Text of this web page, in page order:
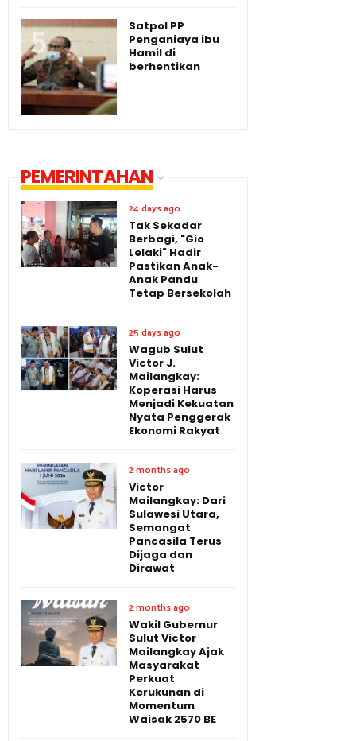
Satpol PP
Penganiaya ibu
Hamil di
berhentikan
PEMERINTAHAN
24 days ago
Tak Sekadar
Berbagi, "Gio
Lelaki" Hadir
Pastikan Anak-
Anak Pandu
Tetap Bersekolah
25 days ago
Wagub Sulut
Victor J.
Mailangkay:
Koperasi Harus
Menjadi Kekuatan
Nyata Penggerak
Ekonomi Rakyat
2 months ago
Victor
Mailangkay: Dari
Sulawesi Utara,
Semangat
Pancasila Terus
Dijaga dan
Dirawat
2 months ago
Wakil Gubernur
Sulut Victor
Mailangkay Ajak
Masyarakat
Perkuat
Kerukunan di
Momentum
Waisak 2570 BE